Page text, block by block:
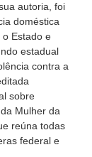
autoria, foi
doméstica
Estado e
estadual
contra a
sobre
Mulher da
reúna todas
federal e